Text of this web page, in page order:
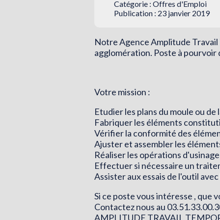
Catégorie : Offres d'Emploi
Publication : 23 janvier 2019
Notre Agence Amplitude
agglomération. Poste à
Votre mission :
Etudier les plans du moule ou de
Fabriquer les éléments
Vérifier la conformité des
Ajuster et assembler les
Réaliser les opérations
Effectuer si nécessaire un
Assister aux essais de l'outil
Si ce poste vous intéresse , que
Contactez nous au
AMPLITUDE TRAVAIL